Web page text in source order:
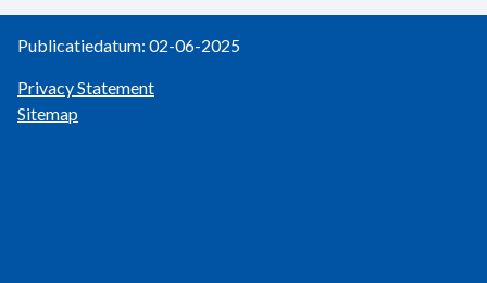
Publicatiedatum: 02-06-2025
Privacy Statement
Sitemap